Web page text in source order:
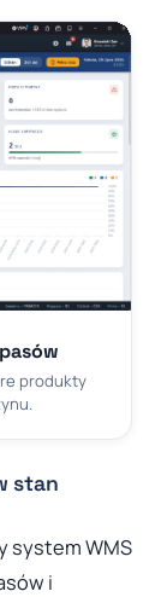
produkty
stan
system WMS
i